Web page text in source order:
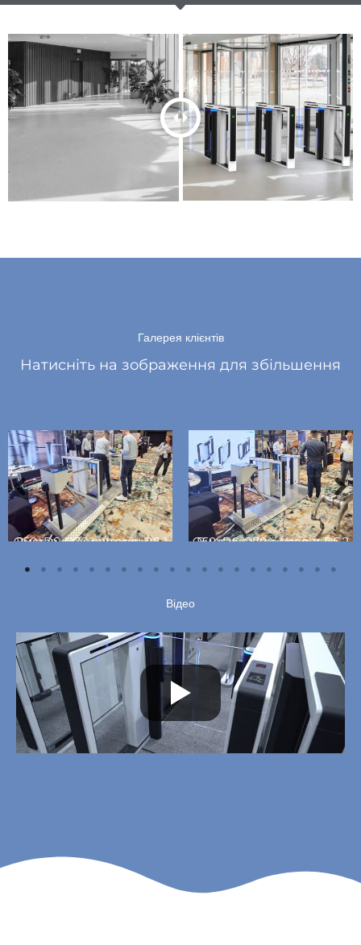
Галерея клієнтів
Натисніть на зображення для збільшення
Виставковий проект DS-Q50+DS-Q70 в Угорщині-1 Виставковий проект DS-Q50+DS-Q70 в Угорщині-2
Відео